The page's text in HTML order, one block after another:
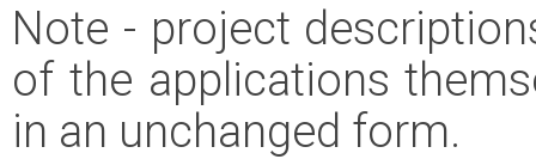
Note - project
of the applications
in an unchanged form.